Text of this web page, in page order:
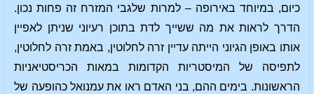
כיום, במיוחד באירופה – למרות שלגבי המזרח זה פחות נכון.
הדרך לראות את מה ששייך לדת בתוכן רעיוני שניתן לאפיין
אותו באופן הגיוני הייתה עדיין זרה לחלוטין, באמת זרה לחלוטין,
לתפיסה של המיסטריות הקדומות במאות הכריסטיאניות
הראשונות. בימים ההם, בני האדם ראו את עמנואל כהופעה של